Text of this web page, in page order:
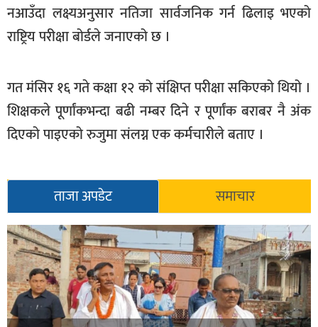
अर्थ
मनोरञ्जन
फोटो
/
अन्य
शिक्षा
विचार
स्वास्थ्य
नआउँदा लक्ष्यअनुसार नतिजा सार्वजनिक गर्न ढिलाइ भएको
राष्ट्रिय परीक्षा बोर्डले जनाएको छ ।
गत मंसिर १६ गते कक्षा १२ को संक्षिप्त परीक्षा सकिएको थियो ।
शिक्षकले पूर्णांकभन्दा बढी नम्बर दिने र पूर्णांक बराबर नै अंक
दिएको पाइएको रुजुमा संलग्न एक कर्मचारीले बताए ।
ताजा अपडेट समाचार